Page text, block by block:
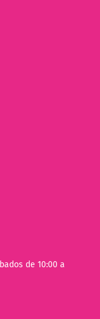
de 10:00 a